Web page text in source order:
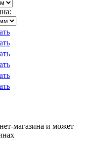
магазина и может